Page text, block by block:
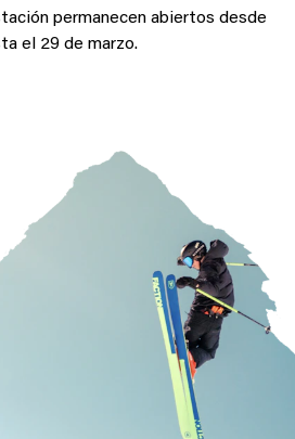
permanecen abiertos desde
el 29 de marzo.